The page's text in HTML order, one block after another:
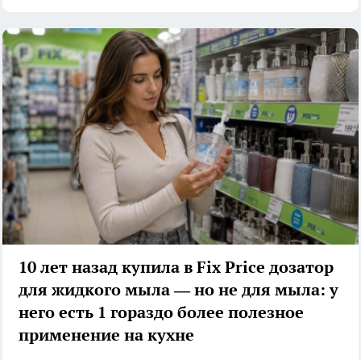
10 лет назад купила в Fix Price дозатор
для жидкого мыла — но не для мыла: у
него есть 1 гораздо более полезное
применение на кухне